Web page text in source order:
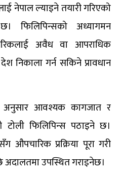
नेपाल ल्याइने तयारी गरिएको
फिलिपिन्सको अध्यागमन
अवैध वा आपराधिक
निकाला गर्न सकिने प्रावधान
अनुसार आवश्यक कागजात र
टोली फिलिपिन्स पठाइने छ।
औपचारिक प्रक्रिया पूरा गरी
उपस्थित गराइनेछ।